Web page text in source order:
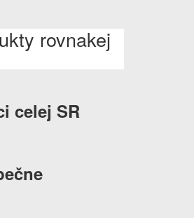
rovnakej
celej SR